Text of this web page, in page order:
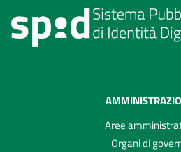
Aree
Organi di